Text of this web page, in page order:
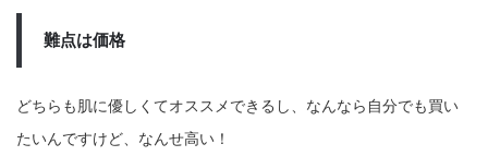
難点は価格
どちらも肌に優しくてオススメできるし、なんなら自分でも買い
たいんですけど、なんせ高い！